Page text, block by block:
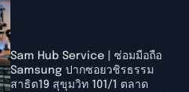
Sam Hub Service | ซ่อมมือถือ
Samsung ปากซอยวชิรธรรม
สาธิต19 สุขุมวิท 101/1 ตลาด